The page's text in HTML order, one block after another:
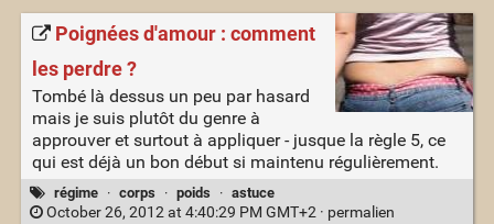
Poignées d'amour : comment
les perdre ?
Tombé là dessus un peu par hasard
mais je suis plutôt du genre à
approuver et surtout à appliquer - jusque la règle 5, ce
qui est déjà un bon début si maintenu régulièrement.
régime · corps · poids · astuce
October 26, 2012 at 4:40:29 PM GMT+2 · permalien